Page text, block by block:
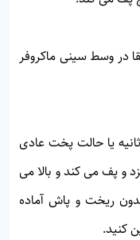
در وسط سینی ماکروفر
زمان پخت کیک را روی یک دقیقه یا 60 ثانیه یا حالت پخت عادی
و پف می کند و بالا می
در 3 دقیقه و بدون ریخت و پاش آماده
کنید.